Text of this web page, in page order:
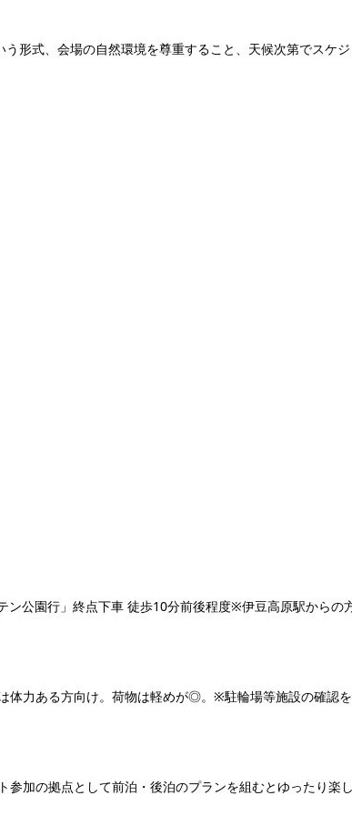
形式、会場の自然環境を尊重すること、天候次第でスケ
ン公園行」終点下車 徒歩10分前後程度※伊豆高原駅からの
体力ある方向け。荷物は軽めが◎。※駐輪場等施設の確認
加の拠点として前泊・後泊のプランを組むとゆったり楽